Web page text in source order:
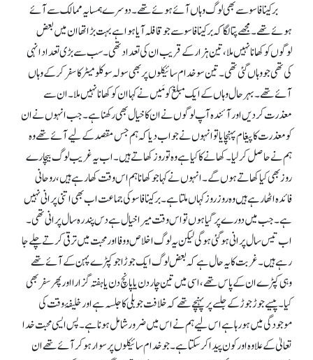
برکینا فاسو سے بھی لوگ وہاں آئے ہوئے تھے۔ دوسرے ہمسایہ ممالک سے آئے
ہوئے تھے۔ مجھے پتا لگا کہ برکینا فاسو سے جو قافلہ آیا ہوا ہے بہت بڑا تھا ان میں بعض
لوگوں کو کھانا نہیں ملا، تین ہزار کے قریب ان کی تعداد تھی۔ سب سے بڑی تعداد انہی
کی تھی جو وہاں گئی تھی۔ تین سو خدام سائیکلوں پر بھی سولہ سو کلو میٹر کا سفر کر کے وہاں
آئے تھے۔ بہرحال وہاں کے ایک مبلغ کو مَیں نے کہا ان کو کھانا نہیں ملا۔ ان سے
معذرت کر دیں اور آئندہ آپ لوگوں نے ان کا خیال بھی رکھنا ہے۔ جب انہوں نے ان
کو معذرت کا پیغام پہنچایا تو انہوں نے جواب دیا کہ ہم جس مقصد کے لیے آئے تھے وہ
ہم نے حاصل کر لیا۔ کھانے کا کیا ہے وہ تو روز کھاتے ہیں۔ اب یہ غریب لوگ بیچارے
روز بھی کیا کھاتے ہوں گے۔ انہوں نے کہا جو کھانا ہم اس وقت کھا رہے ہیں، روحانی
فائدہ اٹھا رہے ہیں وہ روز روز کہاں ملتا ہے۔ برکینا فاسو کی جماعت اب بھی اتنی پرانی نہیں
ہے۔ جب میں دورے پر گیا ہوں تو اس وقت میرا خیال ہے دس پندرہ سال پرانی تھی۔
اب تیس سال پرانی ہو گئی ہو گی لیکن یہ لوگ اخلاص و وفا اور محبت میں ترقی کرتے چلے جا
رہے ہیں۔ غربت کا یہ حال ہے کہ بعض لوگ ایک جوڑا جو کپڑے پہن کے آئے تھے
وہی کپڑے ان کے پاس تھے، اسی میں تین چار دن یا پانچ دن یا ہفتہ گزارا اور پھر سفر بھی
کیا۔ پیسے جوڑ جوڑ کے جلسے پر پہنچے تھے کہ خلافت جوبلی کا جلسہ ہے اور خلیفۂ وقت کی
موجودگی میں ہو رہا ہے اس لیے ہم نے اس میں ضرور شامل ہونا ہے۔ پس ایسی محبت خدا
تعالیٰ کے علاوہ اور کون پیدا کر سکتا ہے۔ جو خدام سائیکلوں پر سوار ہو کر آئے تھے ان